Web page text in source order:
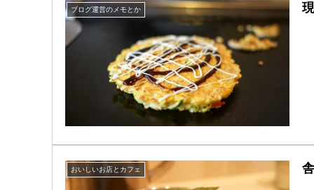
ブログ運営のメモとか
おいしいお店とカフェ